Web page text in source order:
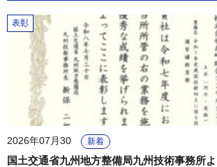
表彰
2026年07月30 新着
国土交通省九州地方整備局九州技術事務所